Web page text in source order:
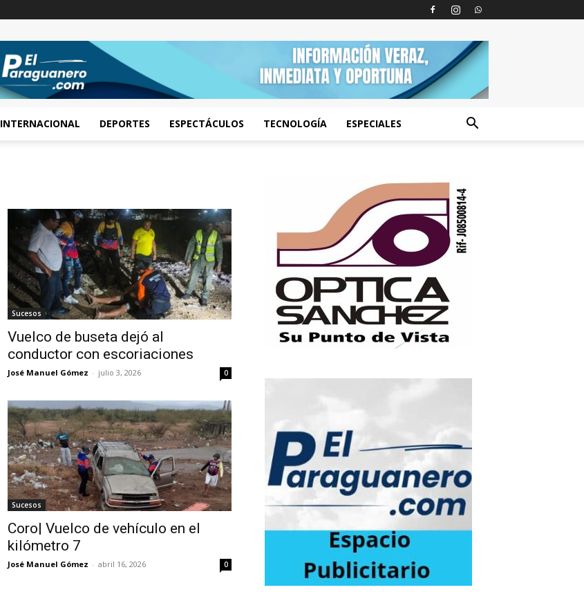
INTERNACIONAL DEPORTES ESPECTÁCULOS TECNOLOGÍA ESPECIALES
Sucesos
Vuelco de buseta dejó al
conductor con escoriaciones
José Manuel Gómez - julio 3, 2026 0
Sucesos
Coro| Vuelco de vehículo en el
kilómetro 7
José Manuel Gómez - abril 16, 2026 0